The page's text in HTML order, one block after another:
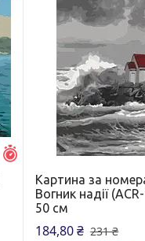
Залишилось 6 днів
Картина за
Вогник надії
50 см
184,80 ₴ 231 ₴